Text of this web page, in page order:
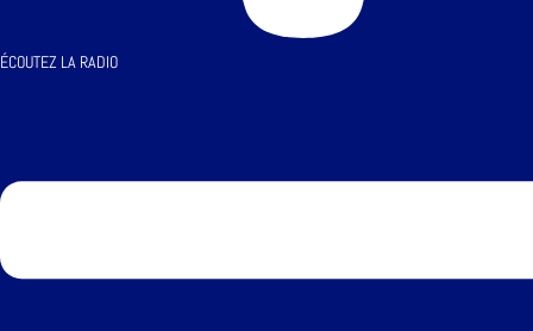
ÉCOUTEZ LA RADIO